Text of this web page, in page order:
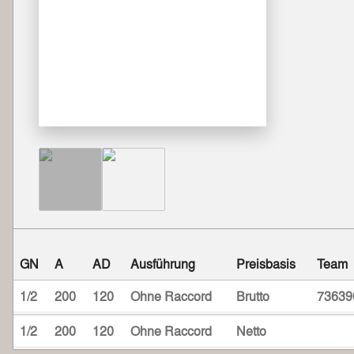
GN A AD Ausführung Preisbasis Team
1/2
200 120 Ohne Raccord Brutto
1/2
200 120 Ohne Raccord Netto